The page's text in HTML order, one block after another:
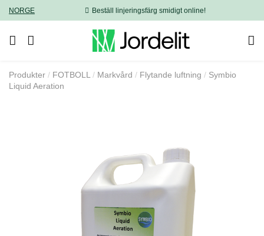
NORGE Beställ linjeringsfärg smidigt online!
Produkter FOTBOLL Markvård Flytande luftning
Symbio
Liquid Aeration